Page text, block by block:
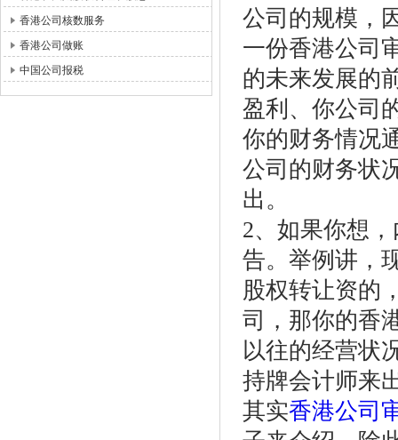
香港公司核数服务
香港公司做账
中国公司报税
公司的规模，
一份香港公司
的未来发展的
盈利、你公司
你的财务情况
公司的财务状
出。
2、如果你想
告。举例讲，
股权转让资的
司，那你的香
以往的经营状
持牌会计师来
其实香港公司